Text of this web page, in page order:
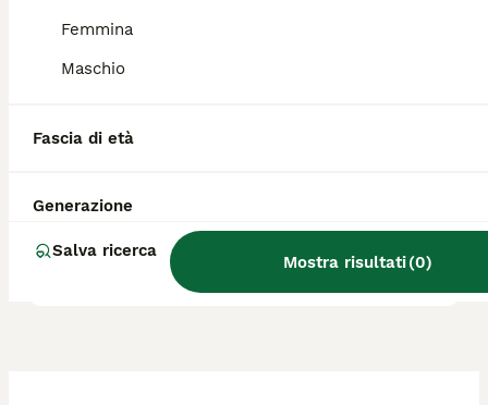
Femmina
Maschio
Fascia di età
Generazione
Salva ricerca
Mostra risultati(0)
Quali sono i difetti del
Border Collie?
Il Rough Collie è adatto a
Che carattere ha il Collie?